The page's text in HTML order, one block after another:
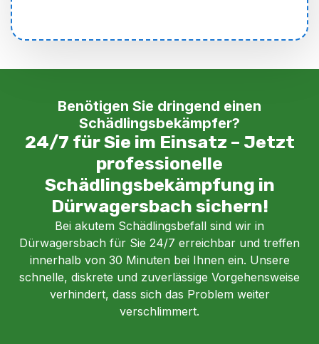
Benötigen Sie dringend einen
Schädlingsbekämpfer?
24/7 für Sie im Einsatz – Jetzt
professionelle
Schädlingsbekämpfung in
Dürwagersbach sichern!
Bei akutem Schädlingsbefall sind wir in
Dürwagersbach für Sie 24/7 erreichbar und treffen
innerhalb von 30 Minuten bei Ihnen ein. Unsere
schnelle, diskrete und zuverlässige Vorgehensweise
verhindert, dass sich das Problem weiter
verschlimmert.